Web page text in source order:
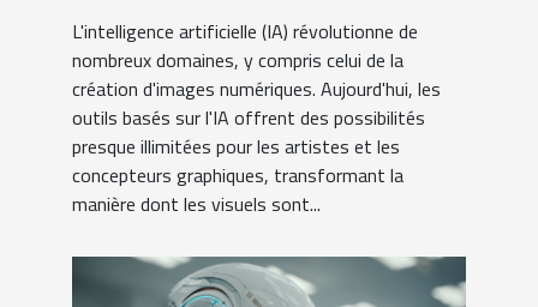
L'intelligence artificielle (IA) révolutionne de
nombreux domaines, y compris celui de la
création d'images numériques. Aujourd'hui, les
outils basés sur l'IA offrent des possibilités
presque illimitées pour les artistes et les
concepteurs graphiques, transformant la
manière dont les visuels sont...